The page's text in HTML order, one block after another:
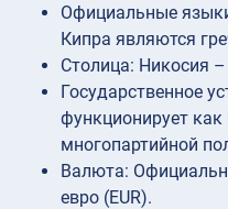
Официальные
Кипра являются
Столица: Никосия
Государственное
функционирует как
многопартийной
Валюта:
евро (EUR).